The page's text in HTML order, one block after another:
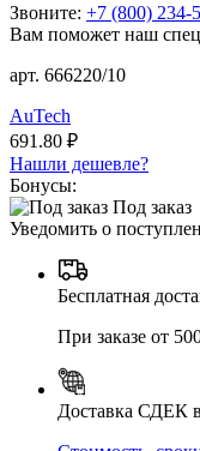
Звоните: +7 (800) 234-
Вам поможет наш
арт. 666220/10
AuTech
691.80 ₽
Нашли дешевле?
Бонусы:
Под заказ
Уведомить о
Бесплатная
При заказе от
Доставка СДЕК